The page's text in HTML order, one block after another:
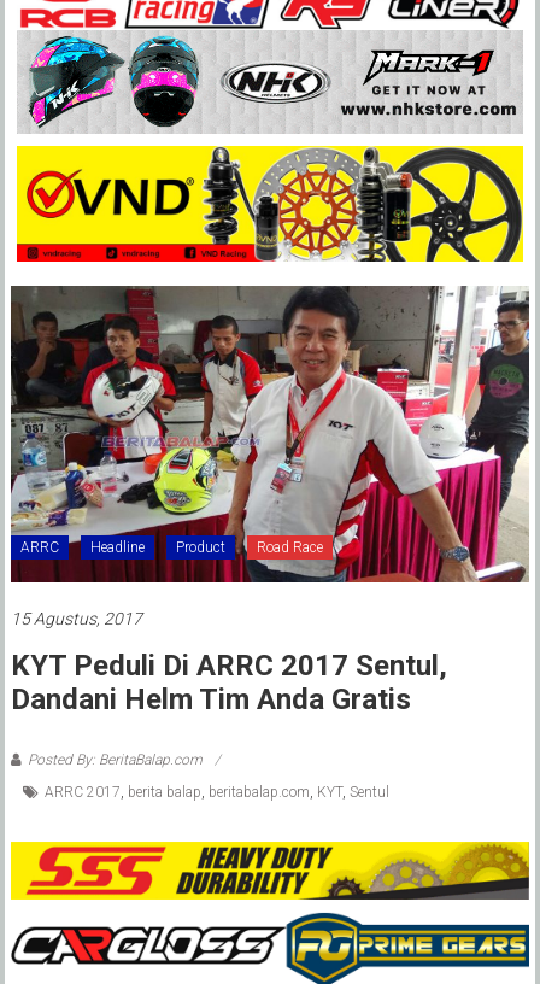
ARRC Headline Product Road Race
15 Agustus, 2017
KYT Peduli Di ARRC 2017 Sentul,
Dandani Helm Tim Anda Gratis
Posted By: BeritaBalap.com
ARRC 2017, berita balap, beritabalap.com, KYT, Sentul